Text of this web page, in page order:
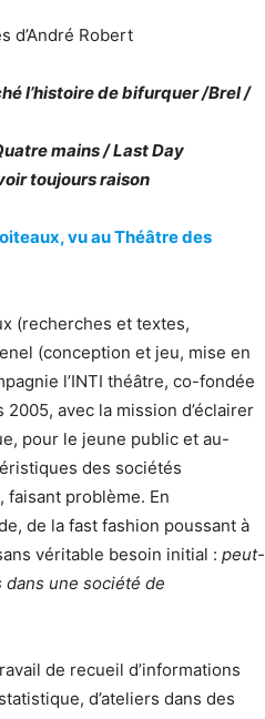
d’André Robert
l’histoire de bifurquer /Brel /
mains / Last Day
toujours raison
vu au Théâtre des
(recherches et textes,
(conception et jeu, mise en
l’INTI théâtre, co-fondée
avec la mission d’éclairer
pour le jeune public et au-
des sociétés
problème. En
de la fast fashion poussant à
véritable besoin initial : peut-
une société de
de recueil d’informations
d’ateliers dans des